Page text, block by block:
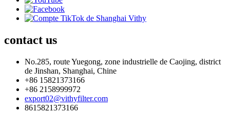
contact us
No.285, route Yuegong, zone industrielle de Caojing, district
de Jinshan, Shanghai, Chine
+86 15821373166
+86 2158999972
export02@vithyfilter.com
8615821373166